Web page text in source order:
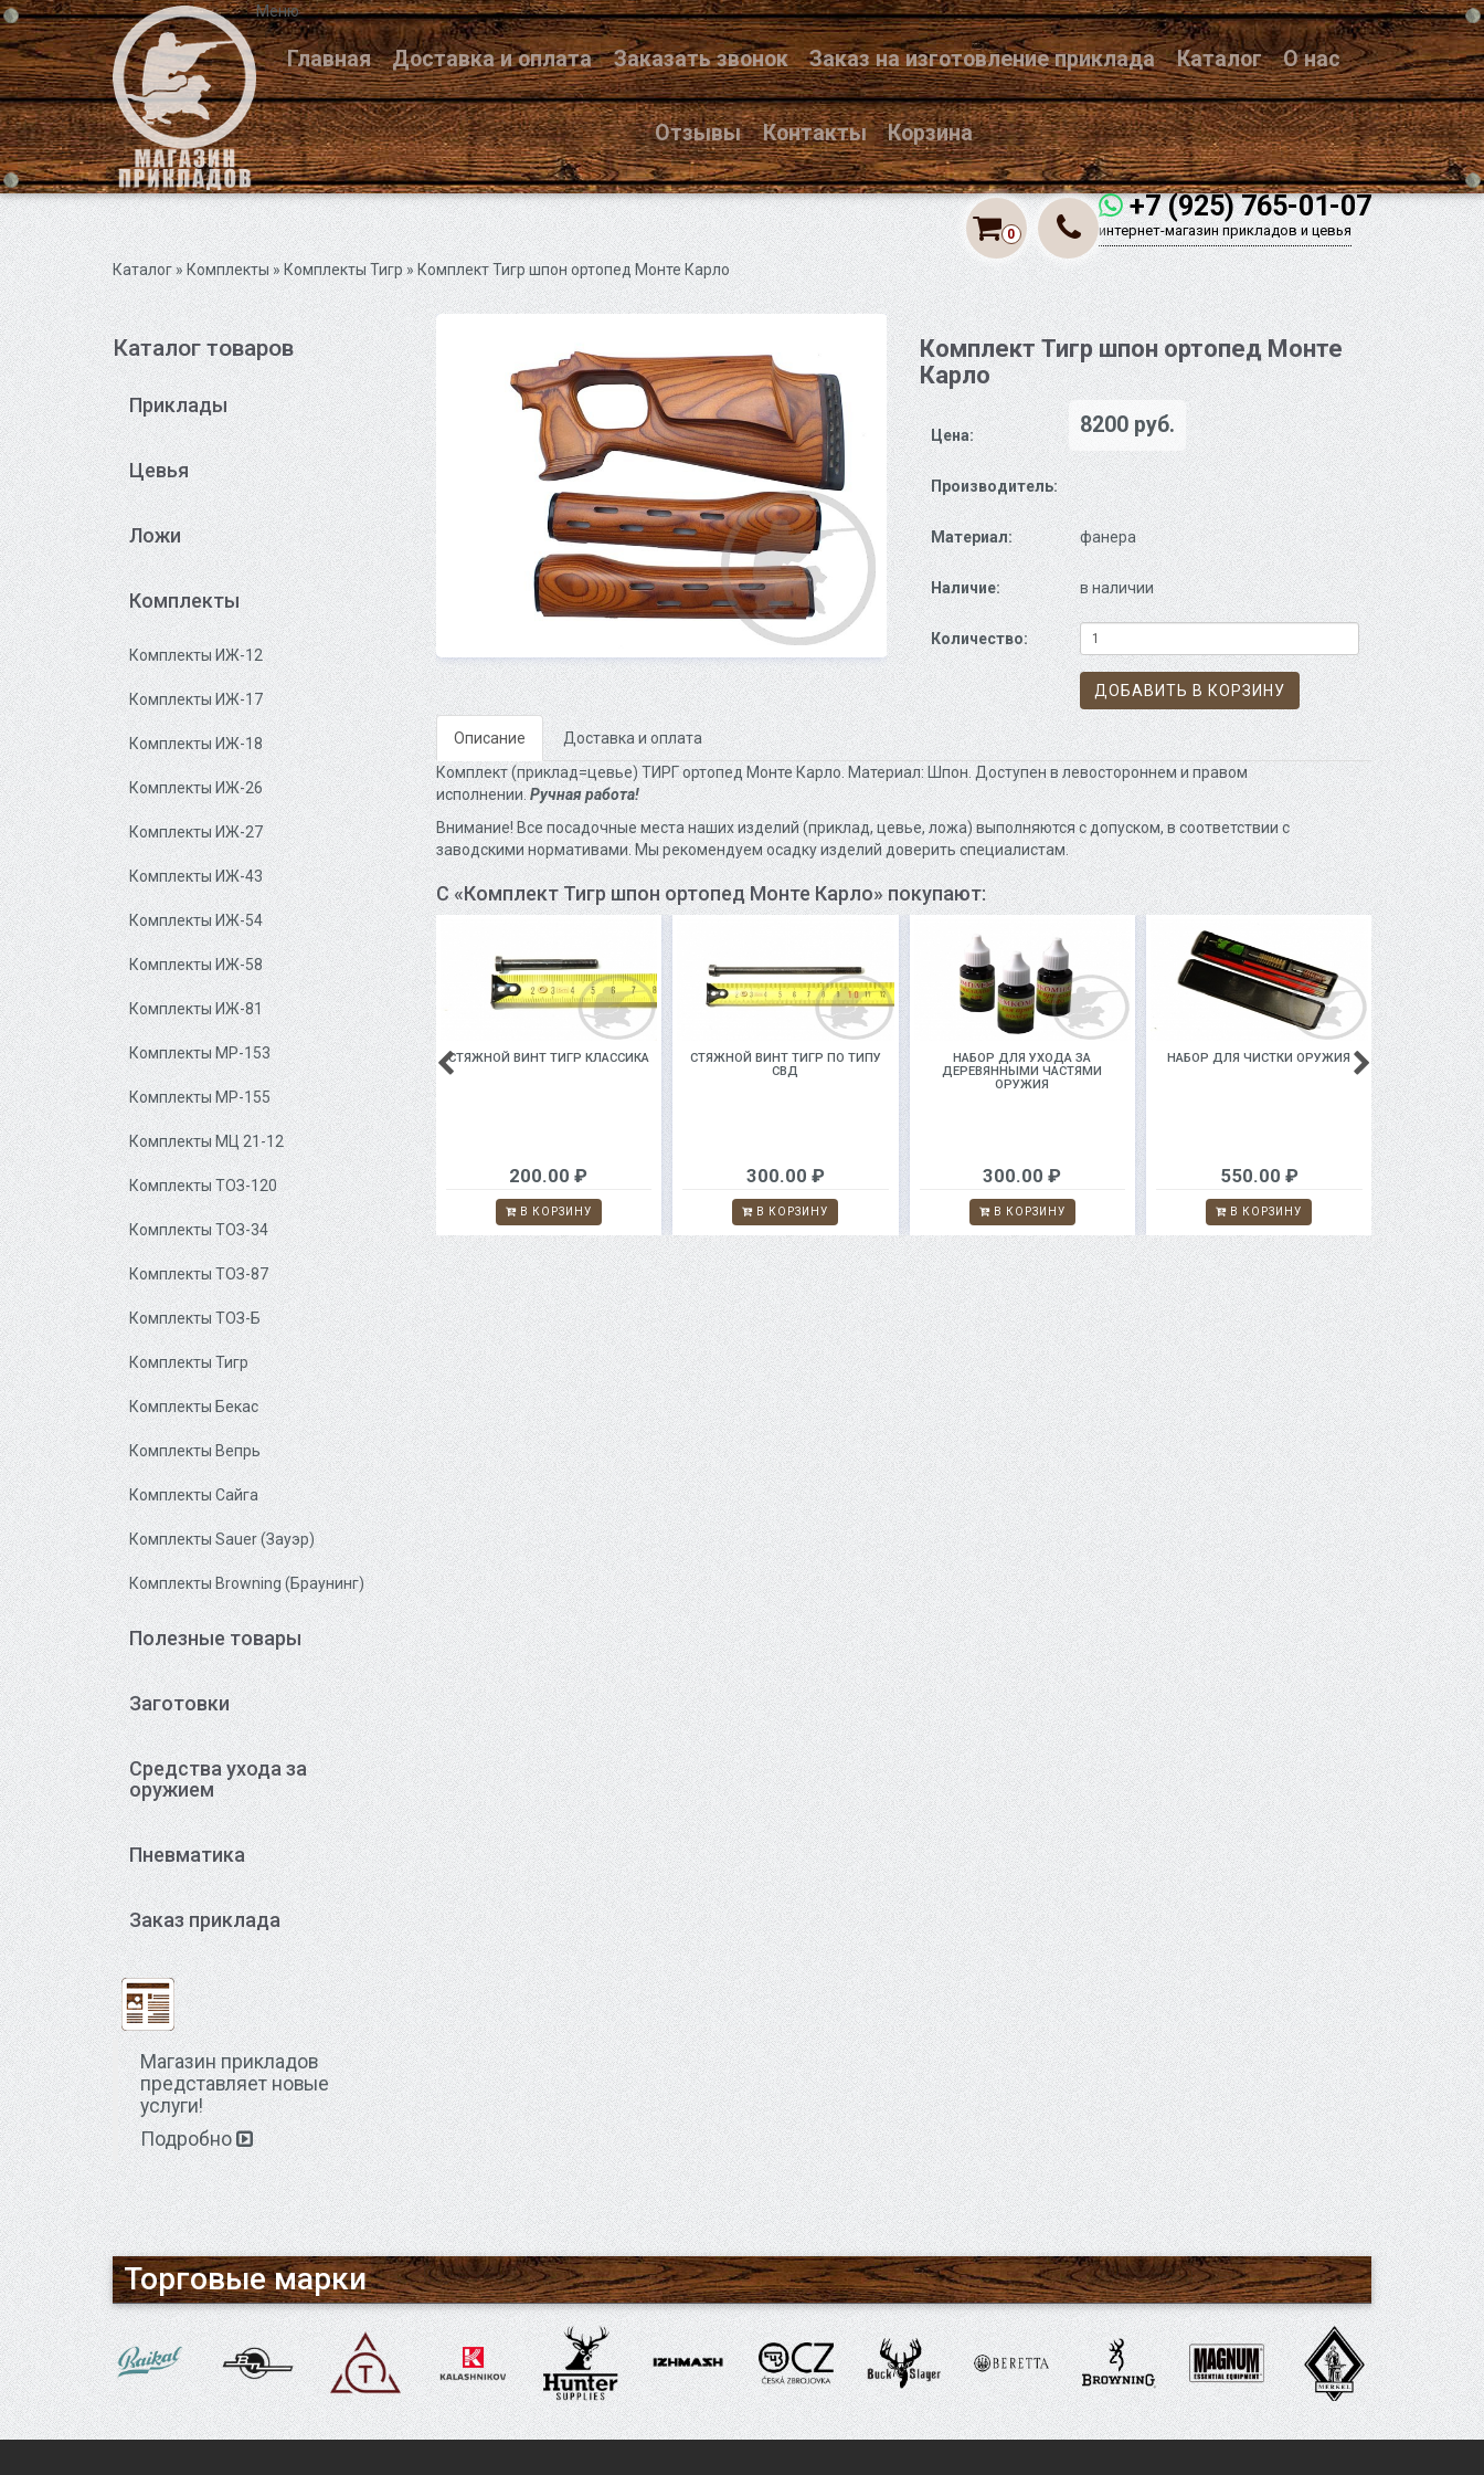
Меню
Главная Доставка и оплата Заказать звонок Заказ на изготовление приклада Каталог О нас
Отзывы Контакты Корзина
+7 (925) 765-01-07
интернет-магазин прикладов и цевья
0
Каталог» Комплекты »Комплекты Тигр» Комплект Тигр шпон ортопед Монте Карло
Каталог товаров
Приклады
Цевья
Ложи
Комплекты
Комплекты ИЖ-12
Комплекты ИЖ-17
Комплекты ИЖ-18
Комплекты ИЖ-26
Комплекты ИЖ-27
Комплекты ИЖ-43
Комплекты ИЖ-54
Комплекты ИЖ-58
Комплекты ИЖ-81
Комплекты МР-153
Комплекты МР-155
Комплекты МЦ 21-12
Комплекты ТОЗ-120
Комплекты ТОЗ-34
Комплекты ТОЗ-87
Комплекты ТОЗ-Б
Комплекты Тигр
Комплекты Бекас
Комплекты Вепрь
Комплекты Сайга
Комплекты Sauer (Зауэр)
Комплекты Browning (Браунинг)
Полезные товары
Заготовки
Средства ухода за
оружием
Пневматика
Заказ приклада
Магазин прикладов
представляет новые
услуги!
Подробно
Комплект Тигр шпон ортопед Монте
Карло
Цена: 8200 руб.
Производитель:
Материал: фанера
Наличие: в наличии
Количество:
ДОБАВИТЬ В КОРЗИНУ
Описание
Доставка и оплата
Комплект (приклад=цевье) ТИРГ ортопед Монте Карло. Материал: Шпон. Доступен в левостороннем и правом
исполнении.Ручная работа!
Внимание! Все посадочные места наших изделий (приклад, цевье, ложа) выполняются с допуском, в соответствии с
заводскими нормативами. Мы рекомендуем осадку изделий доверить специалистам.
С «Комплект Тигр шпон ортопед Монте Карло» покупают:
СТЯЖНОЙ ВИНТ ТИГР КЛАССИКА
200.00 ₽
В КОРЗИНУ
СТЯЖНОЙ ВИНТ ТИГР ПО ТИПУ
СВД
300.00 ₽
В КОРЗИНУ
НАБОР ДЛЯ УХОДА ЗА
ДЕРЕВЯННЫМИ ЧАСТЯМИ
ОРУЖИЯ
300.00 ₽
В КОРЗИНУ
НАБОР ДЛЯ ЧИСТКИ ОРУЖИЯ
550.00 ₽
В КОРЗИНУ
НАБОР
В
Торговые марки